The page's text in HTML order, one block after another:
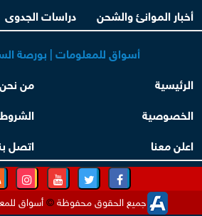
أخبار الموانئ والشحن
دراسات الجدوى
أسواق للمعلومات | بورصة
الرئيسية
من نحن
الخصوصية
الشروط
اعلن معنا
اتصل
جميع الحقوق محفوظة©أسواق